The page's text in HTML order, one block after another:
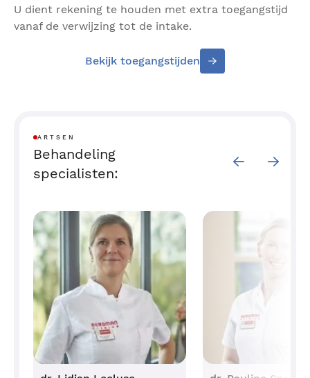
De vorming van daadwerkelijke acne littekens zijn
te zien als putjes, hobbeltjes, verharding in de huid,
of een mengeling van verschillende soorten
littekens. Hierbij zijn de onderhuidse ontstekingen
Acne littekens worden veel minder zichtbaar
wanneer er op de plek van de littekens nieuwe huid
behandelingen mogelijk bij Bergman Clinics | Huid &
Vaten die de aanmaak van nieuwe huidgroei
stimuleren. Soms is het zelfs mogelijk de acne
littekens volledig te doen verdwijnen.
Het verschilt per persoon en bijvoorbeeld de diepte
van de littekens welke behandelingen nodig of
mogelijk zijn.
Stans excisie
U dient rekening te houden met extra toegangstijd
vanaf de verwijzing tot de intake.
Bekijk toegangstijden
ARTSEN
Behandeling
specialisten: